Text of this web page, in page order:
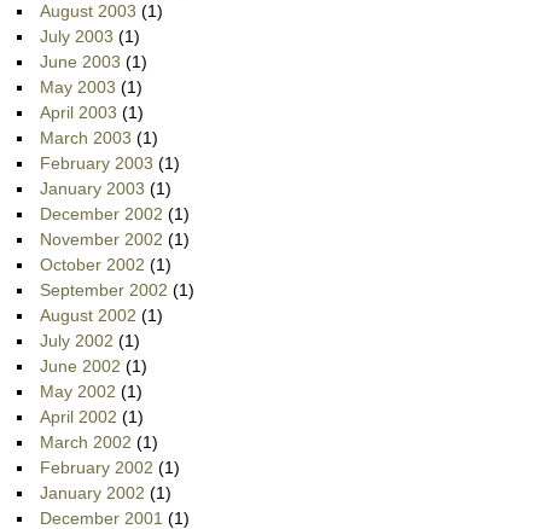
August 2003 (1)
July 2003 (1)
June 2003 (1)
May 2003 (1)
April 2003 (1)
March 2003 (1)
February 2003 (1)
January 2003 (1)
December 2002 (1)
November 2002 (1)
October 2002 (1)
September 2002 (1)
August 2002 (1)
July 2002 (1)
June 2002 (1)
May 2002 (1)
April 2002 (1)
March 2002 (1)
February 2002 (1)
January 2002 (1)
December 2001 (1)